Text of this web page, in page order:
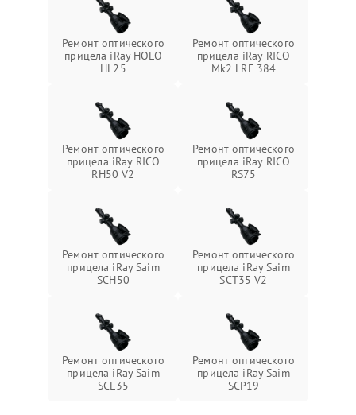
Ремонт оптического
прицела iRay HOLO
HL25
Ремонт оптического
прицела iRay RICO
Mk2 LRF 384
Ремонт оптического
прицела iRay RICO
RH50 V2
Ремонт оптического
прицела iRay RICO
RS75
Ремонт оптического
прицела iRay Saim
SCH50
Ремонт оптического
прицела iRay Saim
SCT35 V2
Ремонт оптического
прицела iRay Saim
SCL35
Ремонт оптического
прицела iRay Saim
SCP19